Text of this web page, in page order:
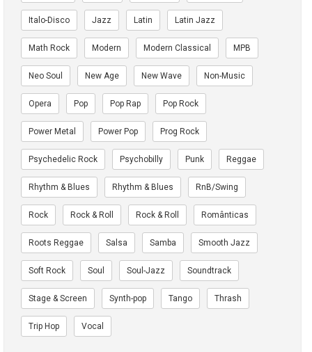
Italo-Disco Jazz Latin Latin Jazz
Math Rock Modern Modern Classical MPB
Neo Soul New Age New Wave Non-Music
Opera Pop Pop Rap Pop Rock
Power Metal Power Pop Prog Rock
Psychedelic Rock Psychobilly Punk Reggae
Rhythm & Blues Rhythm & Blues RnB/Swing
Rock Rock & Roll Rock & Roll Românticas
Roots Reggae Salsa Samba Smooth Jazz
Soft Rock Soul Soul-Jazz Soundtrack
Stage & Screen Synth-pop Tango Thrash
Trip Hop Vocal